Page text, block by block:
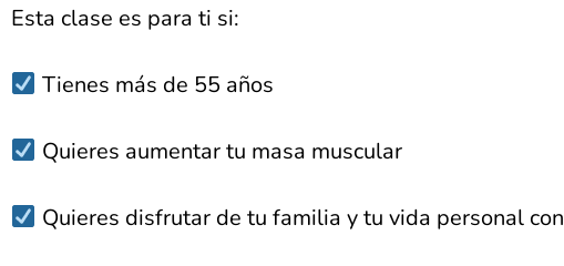
Esta clase es para ti si:
Tienes más de 55 años
Quieres aumentar tu masa muscular
Quieres disfrutar de tu familia y tu vida personal con